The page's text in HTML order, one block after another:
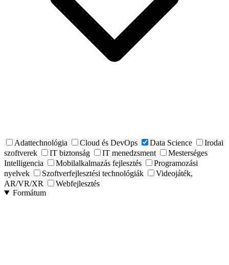
Adattechnológia Cloud és DevOps Data Science
Irodai
szoftverek
IT biztonság IT menedzsment
Mesterséges
Intelligencia
Mobilalkalmazás fejlesztés
Programozási
nyelvek
Szoftverfejlesztési technológiák
Videojáték,
AR/VR/XR
Webfejlesztés
Formátum